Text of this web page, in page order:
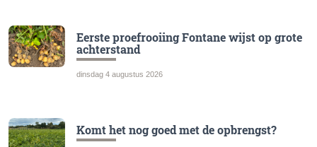
Eerste proefrooiing Fontane wijst op grote
achterstand
dinsdag 4 augustus 2026
Komt het nog goed met de opbrengst?